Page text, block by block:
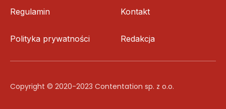
Regulamin Kontakt
Polityka prywatności Redakcja
Copyright © 2020-2023 Contentation sp. z o.o.